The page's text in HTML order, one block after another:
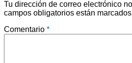
Tu dirección de correo electrónico
campos obligatorios están
Comentario *